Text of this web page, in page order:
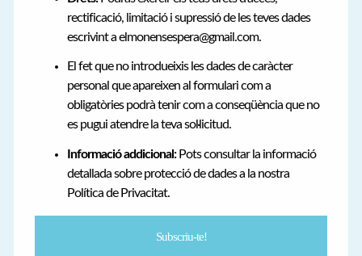
rectificació, limitació i supressió de les teves dades
escrivint a elmonensespera@gmail.com.
El fet que no introdueixis les dades de caràcter
personal que apareixen al formulari com a
obligatòries podrà tenir com a conseqüència que no
es pugui atendre la teva sol·licitud.
Informació addicional:Pots consultar la informació
detallada sobre protecció de dades a la nostra
Política de Privacitat.